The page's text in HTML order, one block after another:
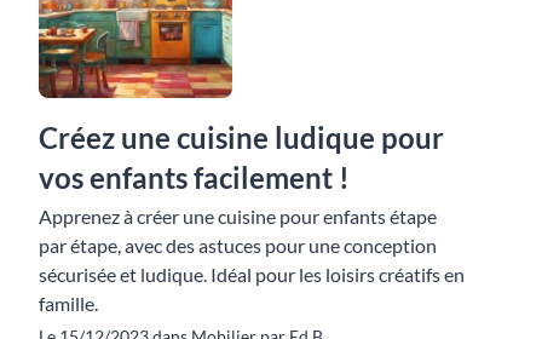
Créez une cuisine ludique pour
vos enfants facilement !
Apprenez à créer une cuisine pour enfants étape
par étape, avec des astuces pour une conception
sécurisée et ludique. Idéal pour les loisirs créatifs en
famille.